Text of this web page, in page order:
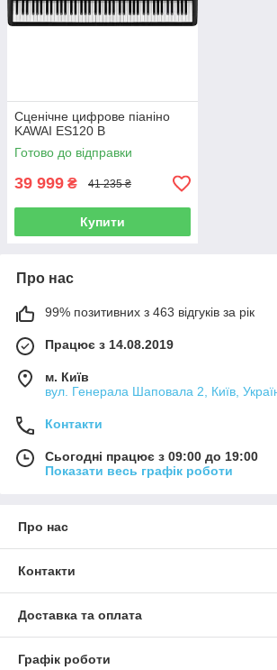
Сценічне цифрове піаніно
KAWAI ES120 B
Готово до відправки
39 999 ₴ 41 235 ₴
Купити
Про нас
99% позитивних з 463 відгуків за рік
Працює з 14.08.2019
м. Київ
вул. Генерала Шаповала 2, Київ,
Контакти
Сьогодні працює з 09:00 до 19:00
Показати весь графік роботи
Про нас
Контакти
Доставка та оплата
Графік роботи